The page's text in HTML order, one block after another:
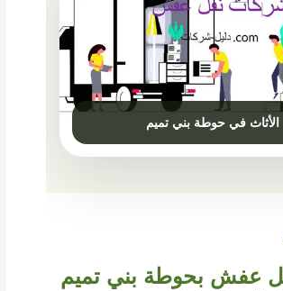
عفش بحوطة بني تميم